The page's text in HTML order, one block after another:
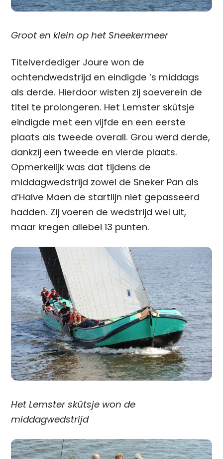
Groot en klein op het Sneekermeer
Titelverdediger Joure won de
ochtendwedstrijd en eindigde ’s middags
als derde. Hierdoor wisten zij soeverein de
titel te prolongeren. Het Lemster skûtsje
eindigde met een vijfde en een eerste
plaats als tweede overall. Grou werd derde,
dankzij een tweede en vierde plaats.
Opmerkelijk was dat tijdens de
middagwedstrijd zowel de Sneker Pan als
d’Halve Maen de startlijn niet gepasseerd
hadden. Zij voeren de wedstrijd wel uit,
maar kregen allebei 13 punten.
Het Lemster skûtsje won de
middagwedstrijd